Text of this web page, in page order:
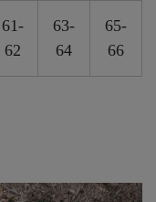
61-
62
63-
64
65-
66